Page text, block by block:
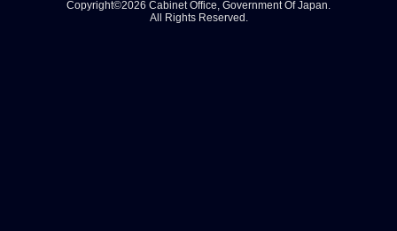
Copyright©2026 Cabinet Office, Government Of Japan.
All Rights Reserved.